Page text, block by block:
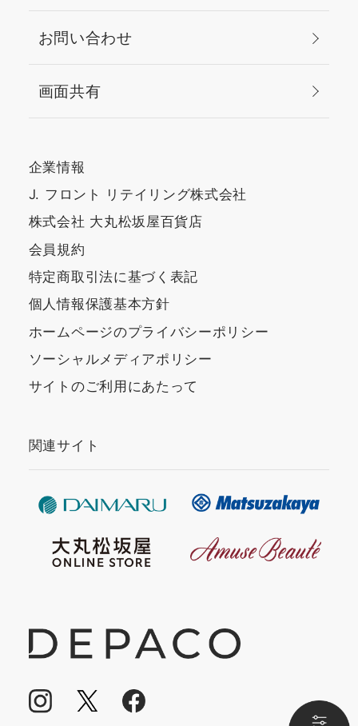
お問い合わせ
画面共有
企業情報
J. フロント リテイリング株式会社
株式会社 大丸松坂屋百貨店
会員規約
特定商取引法に基づく表記
個人情報保護基本方針
ホームページのプライバシーポリシー
ソーシャルメディアポリシー
サイトのご利用にあたって
関連サイト